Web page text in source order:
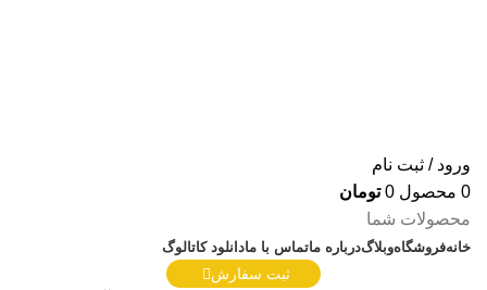
ورود / ثبت نام
0 محصول 0 تومان
محصولات شما
خانهفروشگاهوبلاگدرباره ماتماس با مادانلود کاتالوگ
ثبت سفارش